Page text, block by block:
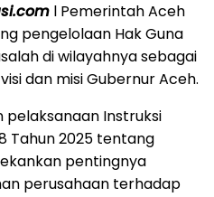
l Pemerintah Aceh
pengelolaan Hak Guna
di wilayahnya sebagai
dan misi Gubernur Aceh.
pelaksanaan Instruksi
Tahun 2025 tentang
pentingnya
perusahaan terhadap